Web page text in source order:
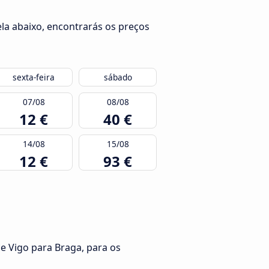
abaixo, encontrarás os preços
sexta-feira sábado
07/08
12 €
08/08
40 €
14/08
12 €
15/08
93 €
Vigo para Braga, para os